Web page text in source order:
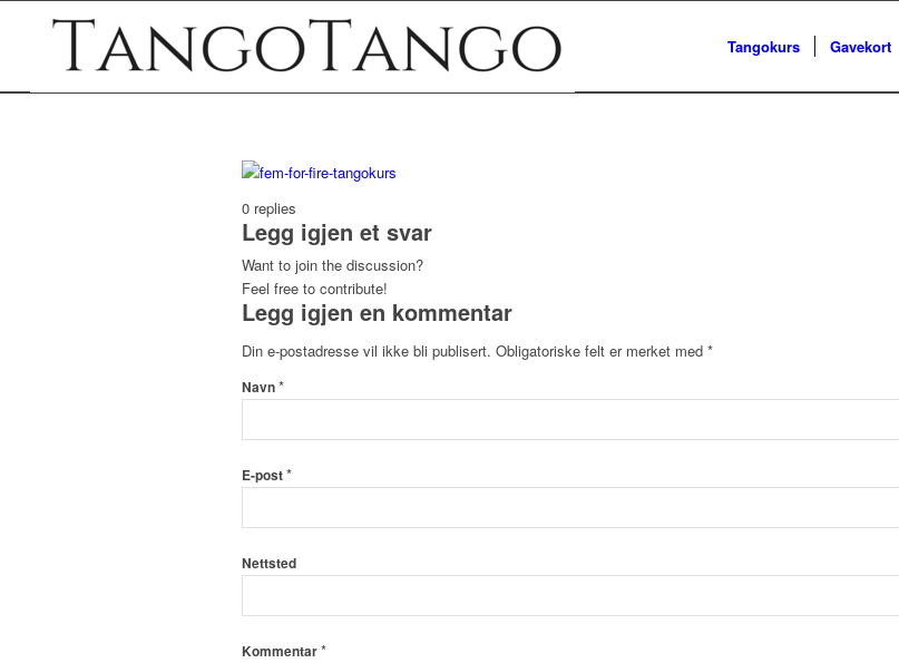
Tangokurs Gavekort
0 replies
Legg igjen et svar
Want to join the discussion?
Feel free to contribute!
Legg igjen en kommentar
Din e-postadresse vil ikke bli publisert. Obligatoriske felt er merket med *
Navn*
E-post*
Nettsted
Kommentar*